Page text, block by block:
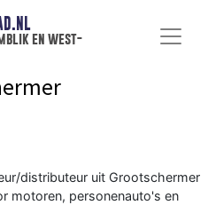
en west-
distributeur uit Grootschermer
motoren, personenauto's en